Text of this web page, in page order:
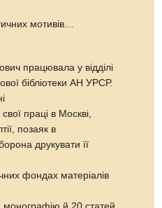
мотивів…
працювала у відділі
бібліотеки АН УРСР.
свої праці в Москві,
позаяк в
друкувати її
фондах матеріалів